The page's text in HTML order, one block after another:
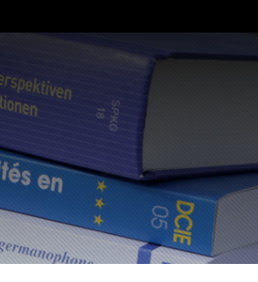
au
contenu